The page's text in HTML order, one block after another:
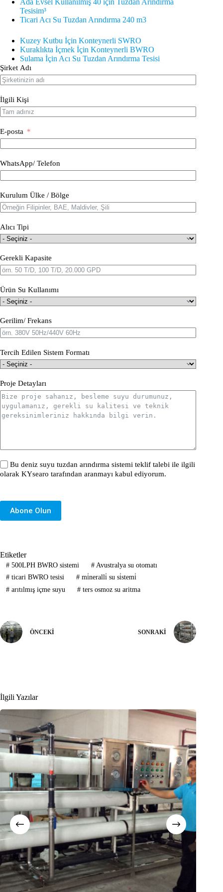
Ada Evsel Kullanılmış 40 için Tuzdan Arındırma
Tesisim³
Ticari Acı Su Tuzdan Arındırma 240 m3
Kuzey Kutbu İçin Konteynerli SWRO
Kuraklıkta İçmek İçin Konteynerli BWRO
Sulama İçin Acı Su Tuzdan Arındırma Tesisi
Şirket Adı
İlgili Kişi
E-posta
WhatsApp/ Telefon
Kurulum Ülke / Bölge
Alıcı Tipi
Gerekli Kapasite
Ürün Su Kullanımı
Gerilim/ Frekans
Tercih Edilen Sistem Formatı
Proje Detayları
Bu deniz suyu tuzdan arındırma sistemi teklif talebi ile ilgili
olarak KYsearo tarafından aranmayı kabul ediyorum.
Abone Olun
Etiketler
#500LPH BWRO sistemi #Avustralya su otomatı
#ticari BWRO tesisi #mi̇neralli̇ su si̇stemi̇
#arıtılmış içme suyu #ters osmoz su aritma
ÖNCEKI SONRAKI
İlgili Yazılar